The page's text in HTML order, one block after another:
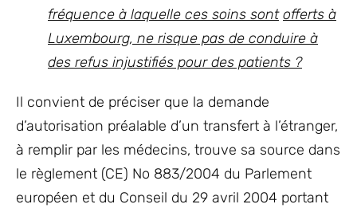
fréquence à laquelle ces soins sont offerts à
Luxembourg, ne risque pas de conduire à
des refus injustifiés pour des patients ?
Il convient de préciser que la demande
d’autorisation préalable d’un transfert à l’étranger,
à remplir par les médecins, trouve sa source dans
le règlement (CE) No 883/2004 du Parlement
européen et du Conseil du 29 avril 2004 portant